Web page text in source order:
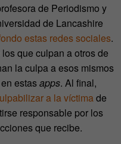
de Periodismo y
de Lancashire
estas redes sociales.
que culpan a otros de
la culpa a esos mismos
estasapps. Al final,
a la víctimade
responsable por los
que recibe.